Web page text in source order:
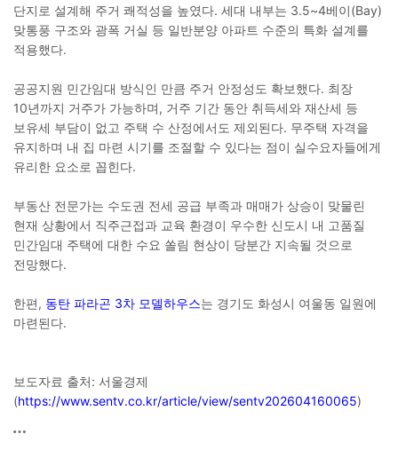
단지로 설계해 주거 쾌적성을 높였다. 세대 내부는 3.5~4베이(Bay)
맞통풍 구조와 광폭 거실 등 일반분양 아파트 수준의 특화 설계를
적용했다.
공공지원 민간임대 방식인 만큼 주거 안정성도 확보했다. 최장
10년까지 거주가 가능하며, 거주 기간 동안 취득세와 재산세 등
보유세 부담이 없고 주택 수 산정에서도 제외된다. 무주택 자격을
유지하며 내 집 마련 시기를 조절할 수 있다는 점이 실수요자들에게
유리한 요소로 꼽힌다.
부동산 전문가는 수도권 전세 공급 부족과 매매가 상승이 맞물린
현재 상황에서 직주근접과 교육 환경이 우수한 신도시 내 고품질
민간임대 주택에 대한 수요 쏠림 현상이 당분간 지속될 것으로
전망했다.
한편, 동탄 파라곤 3차 모델하우스는 경기도 화성시 여울동 일원에
마련된다.
보도자료 출처: 서울경제
(https://www.sentv.co.kr/article/view/sentv202604160065)